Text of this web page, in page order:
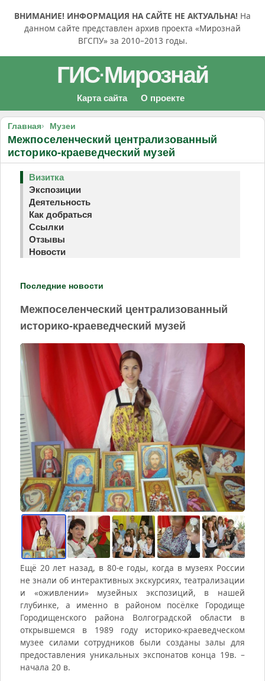
ВНИМАНИЕ! ИНФОРМАЦИЯ НА САЙТЕ НЕ АКТУАЛЬНА! На
данном сайте представлен архив проекта «Мирознай
ВГСПУ» за 2010–2013 годы.
ГИС·Мирознай
Карта сайта О проекте
Главная Музеи
Межпоселенческий централизованный
историко-краеведческий музей
Визитка
Экспозиции
Деятельность
Как добраться
Ссылки
Отзывы
Новости
Последние новости
Межпоселенческий централизованный
историко-краеведческий музей
Ещё 20 лет назад, в 80-е годы, когда в музеях России
не знали об интерактивных экскурсиях, театрализации
и «оживлении» музейных экспозиций, в нашей
глубинке, а именно в районом посёлке Городище
Городищенского района Волгоградской области в
открывшемся в 1989 году историко-краеведческом
музее силами сотрудников были созданы залы для
предоставления уникальных экспонатов конца 19в. –
начала 20 в.